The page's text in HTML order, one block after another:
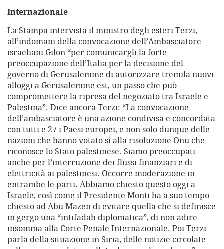
Internazionale
La Stampa intervista il ministro degli esteri Terzi,
all’indomani della convocazione dell’Ambasciatore
israeliani Gilon “per comunicargli la forte
preoccupazione dell’Italia per la decisione del
governo di Gerusalemme di autorizzare tremila nuovi
alloggi a Gerusalemme est, un passo che può
compromettere la ripresa del negoziato tra Israele e
Palestina”. Dice ancora Terzi: “La convocazione
dell’ambasciatore è una azione condivisa e concordata
con tutti e 27 i Paesi europei, e non solo dunque delle
nazioni che hanno votato sì alla risoluzione Onu che
riconosce lo Stato palestinese. Siamo preoccupati
anche per l’interruzione dei flussi finanziari e di
elettricità ai palestinesi. Occorre moderazione in
entrambe le parti. Abbiamo chiesto questo oggi a
Israele, così come il Presidente Monti ha a suo tempo
chiesto ad Abu Mazen di evitare quella che si definisce
in gergo una “intifadah diplomatica”, di non adire
insomma alla Corte Penale Internazionale. Poi Terzi
parla della situazione in Siria, delle notizie circolate